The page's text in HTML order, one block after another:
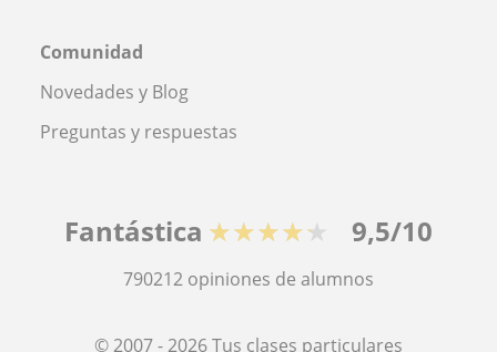
Comunidad
Novedades y Blog
Preguntas y respuestas
Fantástica ★★★★★ 9,5/10
790212 opiniones de alumnos
© 2007 - 2026 Tus clases particulares